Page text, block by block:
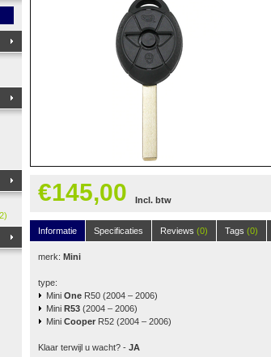
€145,00 Incl. btw
Informatie
Specificaties Reviews (0) Tags (0)
merk: Mini
type:
Mini One R50 (2004 – 2006)
Mini R53 (2004 – 2006)
Mini Cooper R52 (2004 – 2006)
Klaar terwijl u wacht? - JA